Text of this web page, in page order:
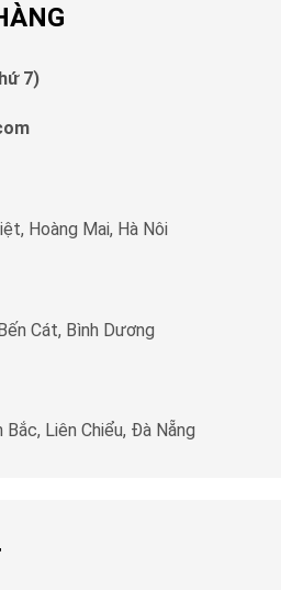
7)
Hoàng Mai, Hà Nôi
Cát, Bình Dương
Bắc, Liên Chiểu, Đà Nẵng